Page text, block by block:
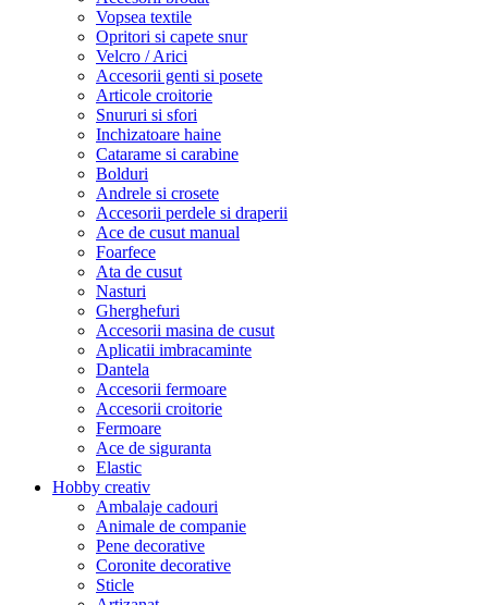
Vopsea textile
Opritori si capete snur
Velcro / Arici
Accesorii genti si posete
Articole croitorie
Snururi si sfori
Inchizatoare haine
Catarame si carabine
Bolduri
Andrele si crosete
Accesorii perdele si draperii
Ace de cusut manual
Foarfece
Ata de cusut
Nasturi
Gherghefuri
Accesorii masina de cusut
Aplicatii imbracaminte
Dantela
Accesorii fermoare
Accesorii croitorie
Fermoare
Ace de siguranta
Elastic
Hobby creativ
Ambalaje cadouri
Animale de companie
Pene decorative
Coronite decorative
Sticle